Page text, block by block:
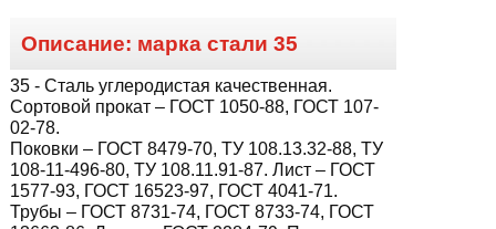
Описание: марка стали 35
35 - Сталь углеродистая качественная.
Сортовой прокат – ГОСТ 1050-88, ГОСТ 107-
02-78.
Поковки – ГОСТ 8479-70, ТУ 108.13.32-88, ТУ
108-11-496-80, ТУ 108.11.91-87. Лист – ГОСТ
1577-93, ГОСТ 16523-97, ГОСТ 4041-71.
Трубы – ГОСТ 8731-74, ГОСТ 8733-74, ГОСТ